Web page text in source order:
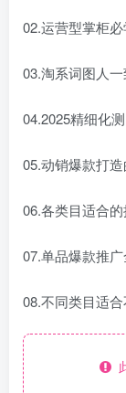
02.运营型掌柜
03.淘系词图人
04.2025精细化
05.动销爆款打
06.各类目适合
07.单品爆款推
08.不同类目适